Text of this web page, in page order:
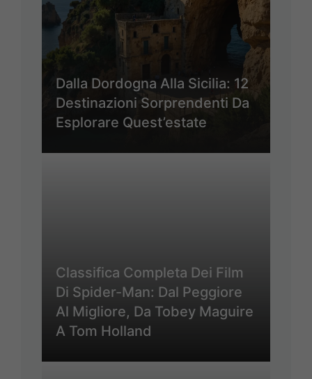
Dalla Dordogna Alla Sicilia: 12
Destinazioni Sorprendenti Da
Esplorare Quest’estate
Classifica Completa Dei Film
Di Spider-Man: Dal Peggiore
Al Migliore, Da Tobey Maguire
A Tom Holland